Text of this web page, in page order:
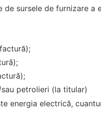
sursele de furnizare a
petrolieri (la titular)
energia electrică,